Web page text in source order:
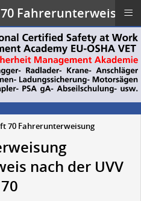
70 Fahrerunterweisung
nach der UVV
Fahrerunterweisung
≡